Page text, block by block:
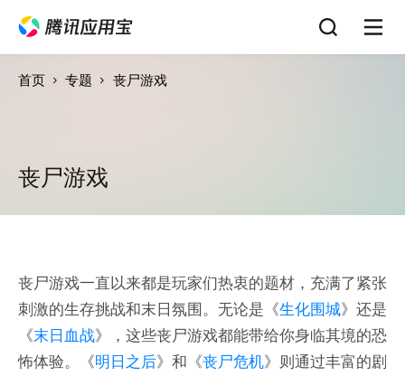
首页 专题 丧尸游戏
丧尸游戏
丧尸游戏一直以来都是玩家们热衷的题材，充满了紧张
刺激的生存挑战和末日氛围。无论是《生化围城》还是
《末日血战》，这些丧尸游戏都能带给你身临其境的恐
怖体验。《明日之后》和《丧尸危机》则通过丰富的剧